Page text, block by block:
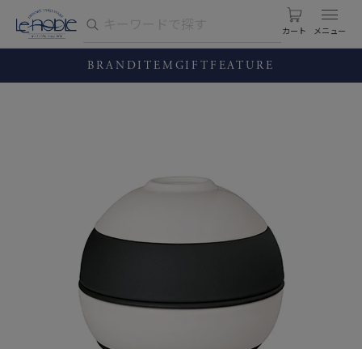
カート
BRANDITEM GIFT FEATURE